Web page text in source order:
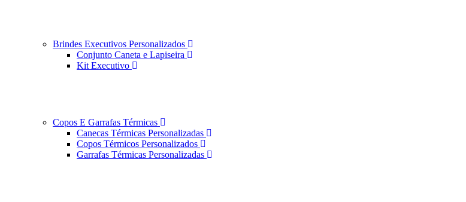
Brindes Executivos Personalizados
Conjunto Caneta e Lapiseira
Kit Executivo
Copos E Garrafas Térmicas
Canecas Térmicas Personalizadas
Copos Térmicos Personalizados
Garrafas Térmicas Personalizadas